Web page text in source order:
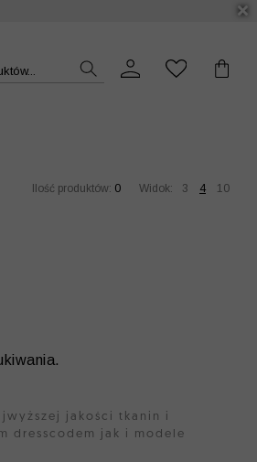
Ilość produktów: 0 Widok: 3 4 10
jakości tkanin i
dresscodem jak i modele